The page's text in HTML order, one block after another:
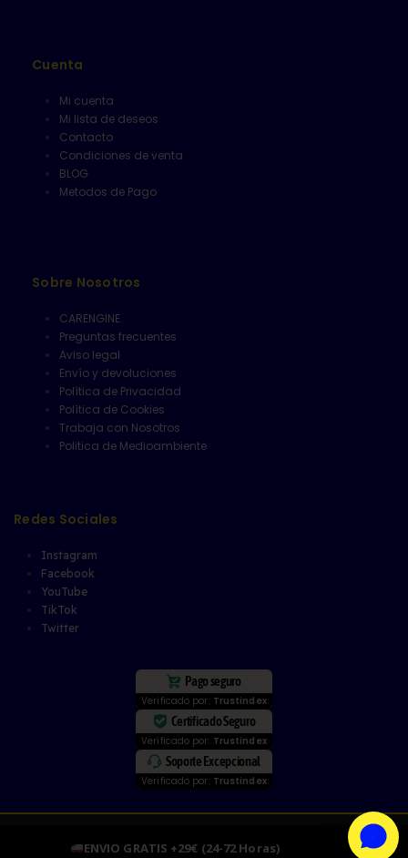
ENVIO GRATIS +29€ (24-72 Horas)
Cuenta
Mi cuenta
Mi lista de deseos
Contacto
Condiciones de venta
BLOG
Metodos de Pago
Sobre Nosotros
CARENGINE
Preguntas frecuentes
Aviso legal
Envío y devoluciones
Política de Privacidad
Política de Cookies
Trabaja con Nosotros
Politica de Medioambiente
Redes Sociales
Instagram
Facebook
YouTube
TikTok
Twitter
Pago seguro
Verificado por: Trustindex
Certificado Seguro
Verificado por: Trustindex
Soporte Excepcional
Verificado por: Trustindex
© copyright 2025 - CARENGINE - Calle Aragón, 1 Local 3, 41702, Dos